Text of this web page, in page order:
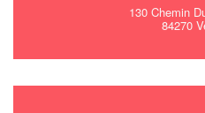
130 Chemin
84270